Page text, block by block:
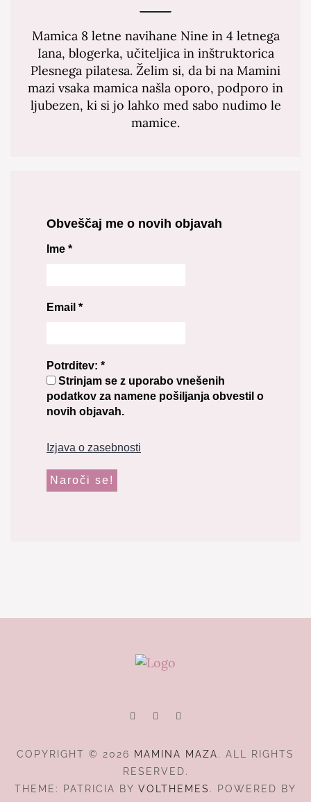
Mamica 8 letne navihane Nine in 4 letnega
Iana, blogerka, učiteljica in inštruktorica
Plesnega pilatesa. Želim si, da bi na Mamini
mazi vsaka mamica našla oporo, podporo in
ljubezen, ki si jo lahko med sabo nudimo le
mamice.
Obveščaj me o novih objavah
Ime *
Email *
Potrditev: *
Strinjam se z uporabo vnešenih
podatkov za namene pošiljanja obvestil o
novih objavah.
Izjava o zasebnosti
COPYRIGHT © 2026 MAMINA MAZA. ALL RIGHTS
RESERVED.
THEME: PATRICIA BY VOLTHEMES . POWERED BY